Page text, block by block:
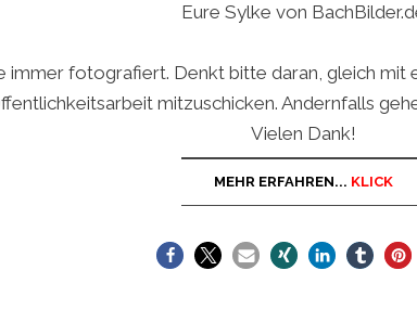
Eure Sylke von
immer fotografiert. Denkt bitte daran, gleich mit
mitzuschicken. Andernfalls
Vielen Dank!
MEHR ERFAHREN... KLICK